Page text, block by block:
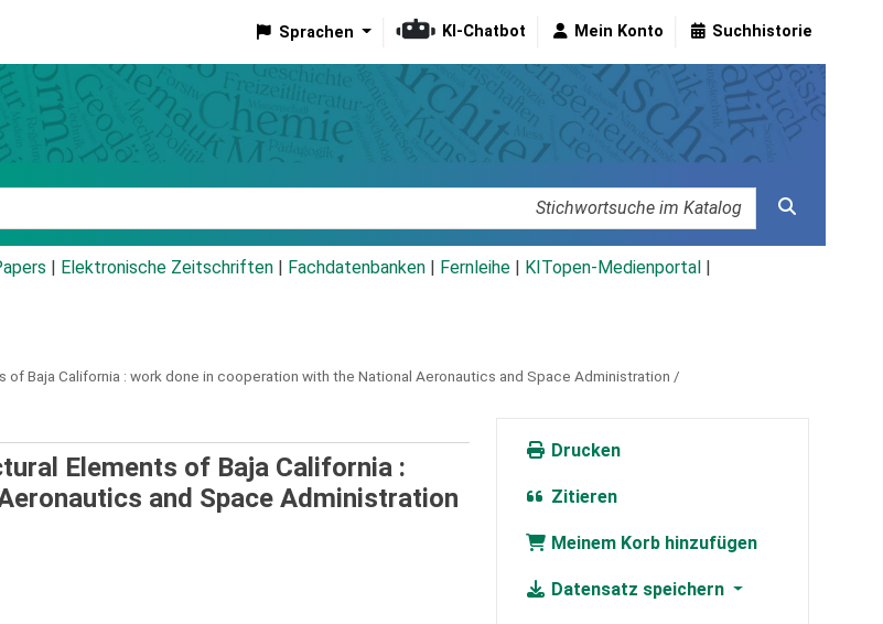
Sprachen KI-Chatbot Mein Konto Suchhistorie
Elektronische Zeitschriften Fachdatenbanken Fernleihe KITopen-Medienportal
Baja California : work done in cooperation with the National Aeronautics and Space Administration /
Elements of Baja California :
and Space Administration
Drucken
Zitieren
Meinem Korb hinzufügen
Datensatz speichern